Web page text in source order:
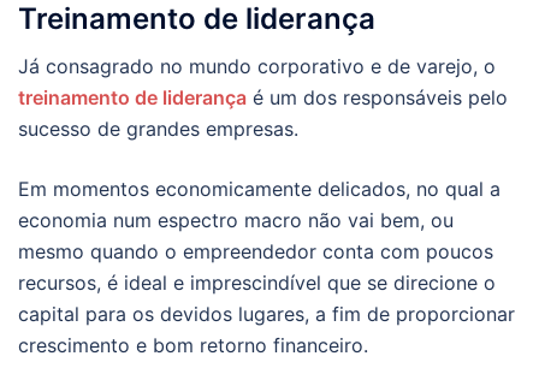
Treinamento de liderança
Já consagrado no mundo corporativo e de varejo, o
treinamento de liderança é um dos responsáveis pelo
sucesso de grandes empresas.
Em momentos economicamente delicados, no qual a
economia num espectro macro não vai bem, ou
mesmo quando o empreendedor conta com poucos
recursos, é ideal e imprescindível que se direcione o
capital para os devidos lugares, a fim de proporcionar
crescimento e bom retorno financeiro.